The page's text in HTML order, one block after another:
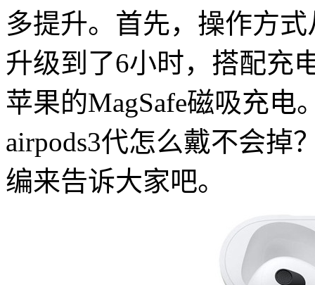
多提升。首先，操作方
升级到了6小时，搭配充
苹果的MagSafe磁吸充
airpods3代怎么戴不会掉
编来告诉大家吧。